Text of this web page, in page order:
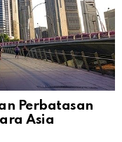
Perbatasan
Asia